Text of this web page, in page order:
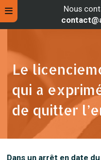
Nous
Le
qui a
de quitter
Dans un arrêt en date